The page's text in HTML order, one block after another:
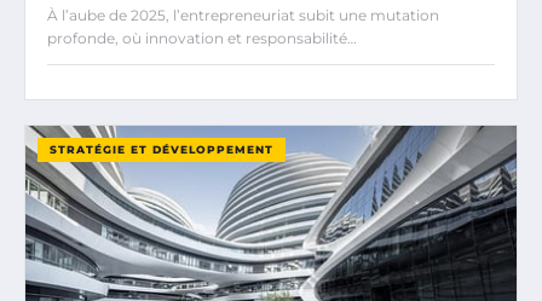
À l’aube de 2025, l’entrepreneuriat subit une mutation
profonde, où innovation et responsabilité…
STRATÉGIE ET DÉVELOPPEMENT